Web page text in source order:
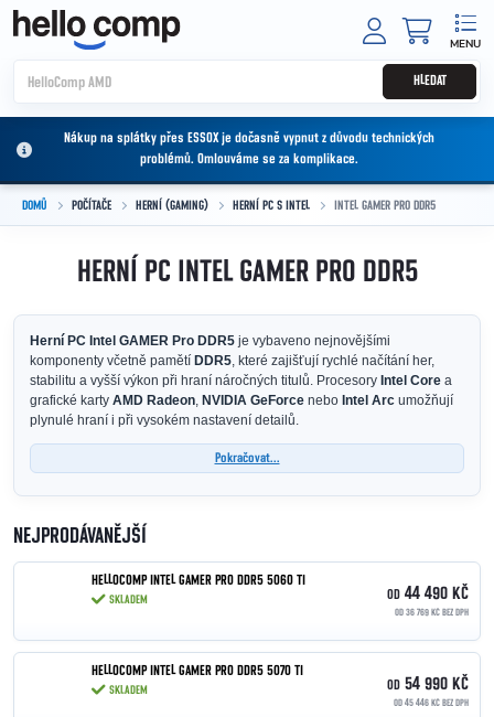
Přejít na obsah
HLEDAT
Nákup na splátky přes ESSOX je dočasně vypnut z důvodu technických
problémů. Omlouváme se za komplikace.
DOMŮ POČÍTAČE HERNÍ (GAMING) HERNÍ PC S INTEL INTEL GAMER PRO DDR5
HERNÍ PC INTEL GAMER PRO DDR5
Herní PC Intel GAMER Pro DDR5 je vybaveno nejnovějšími
komponenty včetně pamětí DDR5, které zajišťují rychlé načítání her,
stabilitu a vyšší výkon při hraní náročných titulů. Procesory Intel Core a
grafické karty AMD Radeon, NVIDIA GeForce nebo Intel Arc umožňují
plynulé hraní i při vysokém nastavení detailů.
Pokračovat...
NEJPRODÁVANĚJŠÍ
HELLOCOMP INTEL GAMER PRO DDR5 5060 TI
SKLADEM OD 44 490 KČ
OD 36 769 KČ BEZ DPH
HELLOCOMP INTEL GAMER PRO DDR5 5070 TI
SKLADEM OD 54 990 KČ
OD 45 446 KČ BEZ DPH